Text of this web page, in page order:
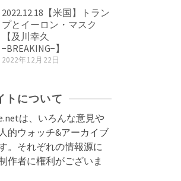
2022.12.18【米国】トラン
プとイーロン・マスク
【及川幸久
−BREAKING−】
2022年12月22日
トについて
は、いろんな意見や
的ウォッチ&アーカイブ
。それぞれの情報源に
作者に権利がございま